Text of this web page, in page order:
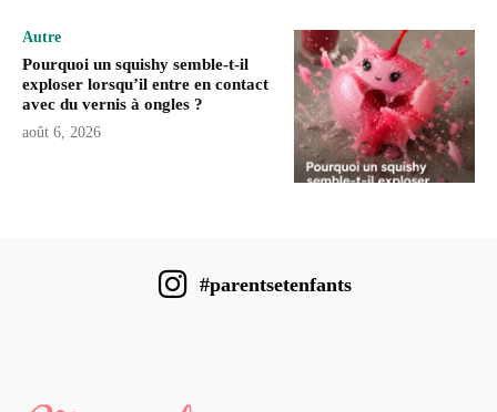
Autre
Pourquoi un squishy semble-t-il
exploser lorsqu’il entre en contact
avec du vernis à ongles ?
août 6, 2026
#parentsetenfants